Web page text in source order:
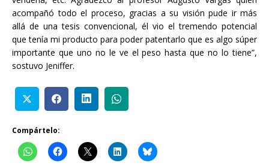
acompañó todo el proceso, gracias a su visión pude ir más
allá de una tesis convencional, él vio el tremendo potencial
que tenía mi producto para poder patentarlo que es algo súper
importante que uno no le ve el peso hasta que no lo tiene”,
sostuvo Jeniffer.
Compártelo: